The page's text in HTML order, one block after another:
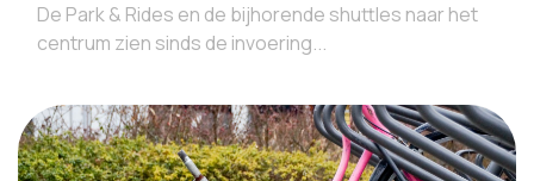
De Park & Rides en de bijhorende shuttles naar het
centrum zien sinds de invoering...